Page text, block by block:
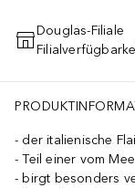
Douglas-Filiale
der italienische
Teil einer vom
birgt besonders